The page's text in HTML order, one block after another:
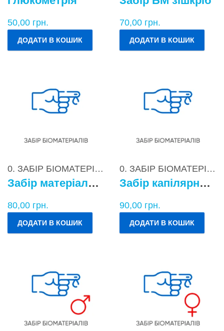
50,00 грн.
ДОДАТИ В КОШИК
70,00 грн.
ДОДАТИ В КОШИК
0. ЗАБІР БІОМАТЕРІАЛІВ
Забір матеріалу для бактеріологічних досліджень
80,00 грн.
ДОДАТИ В КОШИК
0. ЗАБІР БІОМАТЕРІАЛІВ
Забір капілярної крові
90,00 грн.
ДОДАТИ В КОШИК